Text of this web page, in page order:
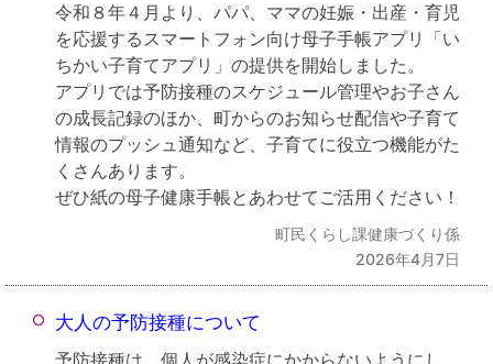
令和８年４月より、パパ、ママの妊娠・出産・育児
を応援するスマートフォン向け母子手帳アプリ「い
ちかい子育てアプリ」の提供を開始しました。
アプリでは予防接種のスケジュール管理やお子さん
の成長記録のほか、町からのお知らせ配信や子育て
情報のプッシュ通知など、子育てに役立つ機能がた
くさんあります。
ぜひ紙の母子健康手帳とあわせてご活用ください！
町民くらし課健康づくり係
2026年4月7日
大人の予防接種について